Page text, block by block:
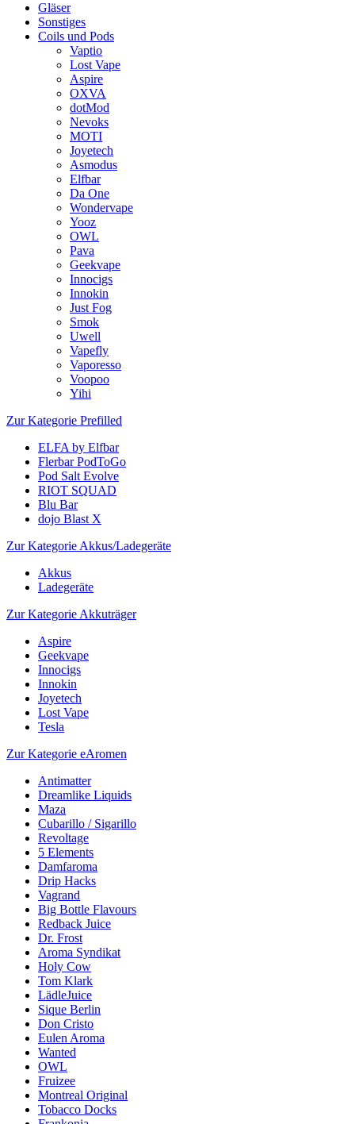
Gläser
Sonstiges
Coils und Pods
Vaptio
Lost Vape
Aspire
OXVA
dotMod
Nevoks
MOTI
Joyetech
Asmodus
Elfbar
Da One
Wondervape
Yooz
OWL
Pava
Geekvape
Innocigs
Innokin
Just Fog
Smok
Uwell
Vapefly
Vaporesso
Voopoo
Yihi
Zur Kategorie Prefilled
ELFA by Elfbar
Flerbar PodToGo
Pod Salt Evolve
RIOT SQUAD
Blu Bar
dojo Blast X
Zur Kategorie Akkus/Ladegeräte
Akkus
Ladegeräte
Zur Kategorie Akkuträger
Aspire
Geekvape
Innocigs
Innokin
Joyetech
Lost Vape
Tesla
Zur Kategorie eAromen
Antimatter
Dreamlike Liquids
Maza
Cubarillo / Sigarillo
Revoltage
5 Elements
Damfaroma
Drip Hacks
Vagrand
Big Bottle Flavours
Redback Juice
Dr. Frost
Aroma Syndikat
Holy Cow
Tom Klark
LädleJuice
Sique Berlin
Don Cristo
Eulen Aroma
Wanted
OWL
Fruizee
Montreal Original
Tobacco Docks